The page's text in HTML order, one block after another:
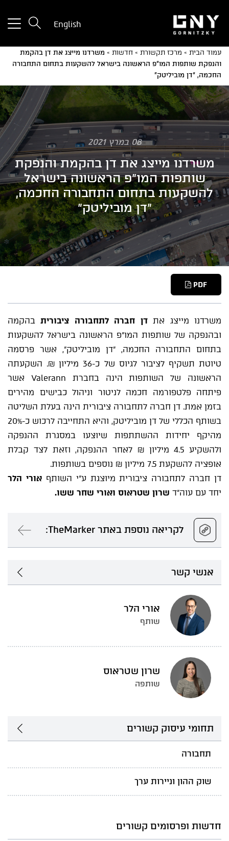
a
English
עמוד הבית » מרכז תקשורת » חדשות » משרדנו מייצג את דן בהקמת
והנפקת שותפות המו”פ הראשונה בישראל להשקעות בתחום התחבורה
החכמה, “דן מוביליטק”
08 במרץ 2021
משרדנו מייצג את דן בהקמת והנפקת
שותפות המו"פ הראשונה בישראל
להשקעות בתחום התחבורה החכמה,
"דן מוביליטק"
PDF
משרדנו מייצג אתדן חברה לתחבורה ציבוריתבהקמה
ובהנפקה של שותפות המו"פ הראשונה בישראל להשקעות
בתחום התחבורה החכמה, "דן מוביליטק", אשר פרסמה
טיוטת תשקיף לציבור לגיוס של כ-36 מיליון ₪. השקעתה
הראשונה של השותפות הינה בחברת Valerann אשר
פיתחה פלטפורמה חכמה לניטור וניהול כבישים מהירים
בזמן אמת. דן חברה לתחבורה ציבורית הינה בעלת השליטה
בשותף הכללי של דן מוביליטק, והיא התחייבה לרכוש כ-20%
מהיקף יחידות ההשתתפות שיוצעו במסגרת ההנפקה
ולהשקיע 4.5 מיליון ₪ לאחר ההנפקה, וזאת לצד קבלת
אופציה להשקעת 7.5 מיליון ₪ נוספים בשותפות.
דן חברה לתחבורה ציבורית מיוצגת ע"י השותףאורי הלר
יחד עם עוה"ד שרון שטראוס ואורי שחר ששו.
לקריאה נוספת באתר TheMarker:
אנשי קשר
אורי הלר
שותף
שרון שטראוס
שותפה
תחומי עיסוק קשורים
תחבורה
שוק ההון וניירות ערך
חדשות ופרסומים קשורים